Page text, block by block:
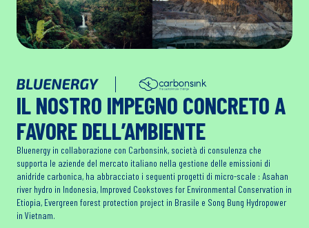
IL NOSTRO IMPEGNO CONCRETO A
FAVORE DELL’AMBIENTE
Bluenergy in collaborazione con Carbonsink, società di consulenza che
supporta le aziende del mercato italiano nella gestione delle emissioni di
anidride carbonica, ha abbracciato i seguenti progetti di micro-scale : Asahan
river hydro in Indonesia, Improved Cookstoves for Environmental Conservation in
Etiopia, Evergreen forest protection project in Brasile e Song Bung Hydropower
in Vietnam.